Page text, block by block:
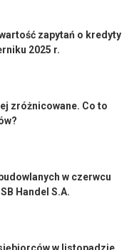
zapytań o kredyty
2025 r.
zróżnicowane. Co to
w czerwcu
Handel S.A.